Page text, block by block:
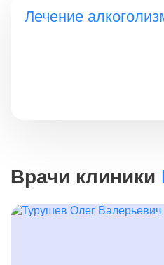
Лечение
Врачи клиники